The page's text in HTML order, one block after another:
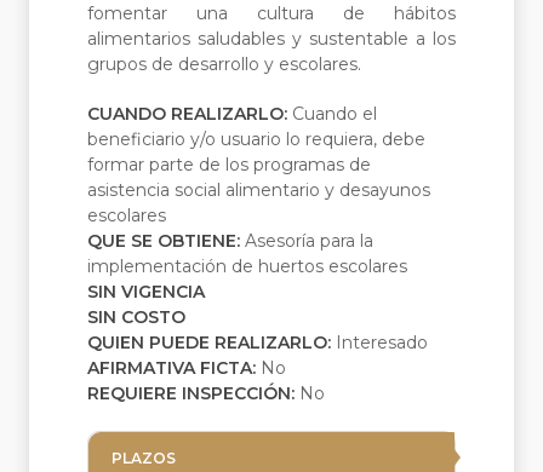
fomentar una cultura de hábitos
alimentarios saludables y sustentable a los
grupos de desarrollo y escolares.
CUANDO REALIZARLO: Cuando el
beneficiario y/o usuario lo requiera, debe
formar parte de los programas de
asistencia social alimentario y desayunos
escolares
QUE SE OBTIENE: Asesoría para la
implementación de huertos escolares
SIN VIGENCIA
SIN COSTO
QUIEN PUEDE REALIZARLO: Interesado
AFIRMATIVA FICTA: No
REQUIERE INSPECCIÓN: No
PLAZOS